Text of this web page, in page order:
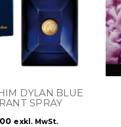
DYLAN BLUE
SPRAY
exkl. MwSt.